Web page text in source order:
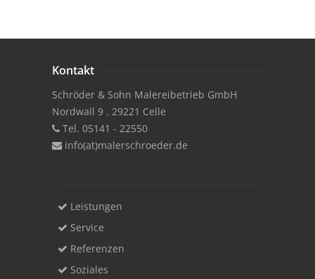
Kontakt
Schröder & Sohn Malereibetrieb GmbH
Nordwall 9 . 29221 Celle
Tel. 05141 - 22550
info(at)malerschroeder.de
Leistungen
Service
Referenzen
Soziales